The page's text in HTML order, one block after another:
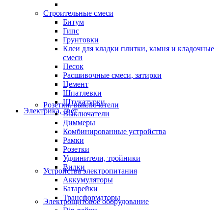
Строительные смеси
Битум
Гипс
Грунтовки
Клеи для кладки плитки, камня и кладочные
смеси
Песок
Расшивочные смеси, затирки
Цемент
Шпатлевки
Штукатурки
Электрика, свет
Розетки, выключатели
Выключатели
Диммеры
Комбинированные устройства
Рамки
Розетки
Удлинители, тройники
Вилки
Устройства электропитания
Аккумуляторы
Батарейки
Трансформаторы
Электрощитовое оборудование